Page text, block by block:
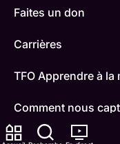
Faites un don
Carrières
TFO Apprendre à la
Comment nous
Contactez-nous